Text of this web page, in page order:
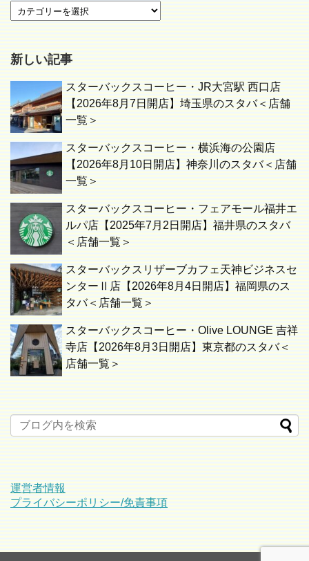
新しい記事
スターバックスコーヒー・JR大宮駅 西口店
【2026年8月7日開店】埼玉県のスタバ＜店舗
一覧＞
スターバックスコーヒー・横浜海の公園店
【2026年8月10日開店】神奈川のスタバ＜店舗
一覧＞
スターバックスコーヒー・フェアモール福井エ
ルパ店【2025年7月2日開店】福井県のスタバ
＜店舗一覧＞
スターバックスリザーブカフェ天神ビジネスセ
ンターⅡ店【2026年8月4日開店】福岡県のス
タバ＜店舗一覧＞
スターバックスコーヒー・Olive LOUNGE 吉祥
寺店【2026年8月3日開店】東京都のスタバ＜
店舗一覧＞
運営者情報
プライバシーポリシー/免責事項